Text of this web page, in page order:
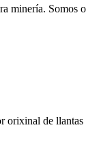
minería. Somos
orixinal de